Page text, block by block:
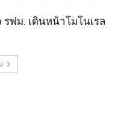
ฟม. เดินหน้าโมโนเรล